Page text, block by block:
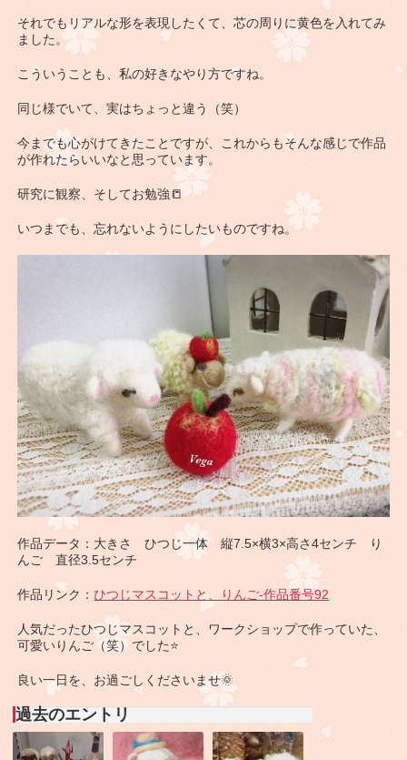
それでもリアルな形を表現したくて、芯の周りに黄色を入れてみ
ました。
こういうことも、私の好きなやり方ですね。
同じ様でいて、実はちょっと違う（笑）
今までも心がけてきたことですが、これからもそんな感じで作品
が作れたらいいなと思っています。
研究に観察、そしてお勉強📒
いつまでも、忘れないようにしたいものですね。
作品データ：大きさ ひつじ一体 縦7.5×横3×高さ4センチ り
んご 直径3.5センチ
作品リンク：ひつじマスコットと、りんご-作品番号92
人気だったひつじマスコットと、ワークショップで作っていた、
可愛いりんご（笑）でした⭐
良い一日を、お過ごしくださいませ🌞
過去のエントリ